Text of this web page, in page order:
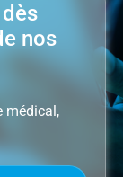
nos
médical,